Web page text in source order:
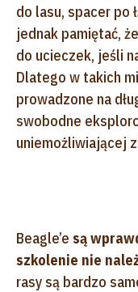
do lasu, spacer po
jednak pamiętać,
do ucieczek, jeśli
Dlatego w takich
prowadzone na
swobodne
uniemożliwiającej
Beagle’e są
szkolenie nie
rasy są bardzo